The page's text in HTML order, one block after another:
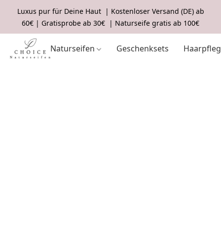
Luxus pur für Deine Haut | Kostenloser Versand (DE) ab
60€ | Gratisprobe ab 30€ | Naturseife gratis ab 100€
Naturseifen Geschenksets